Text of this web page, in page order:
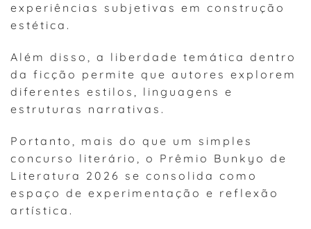
experiências subjetivas em construção
estética.
Além disso, a liberdade temática dentro
da ficção permite que autores explorem
diferentes estilos, linguagens e
estruturas narrativas.
Portanto, mais do que um simples
concurso literário, o Prêmio Bunkyo de
Literatura 2026 se consolida como
espaço de experimentação e reflexão
artística.